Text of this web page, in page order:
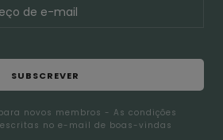
SUBSCREVER
novos membros - As condições
no e-mail de boas-vindas